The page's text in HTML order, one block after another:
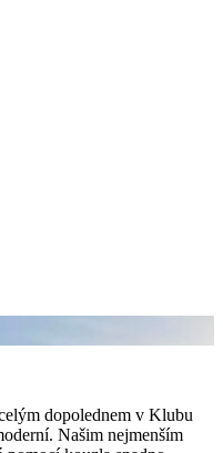
dopolednem v Klubu
Našim nejmenším